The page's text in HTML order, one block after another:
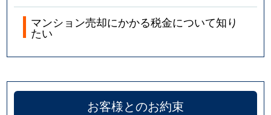
マンション売却にかかる税金について知り
たい
お客様とのお約束